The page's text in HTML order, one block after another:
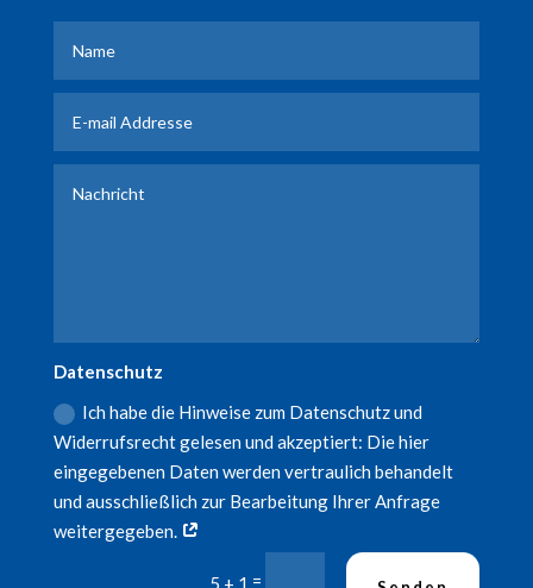
Datenschutz
Ich habe die Hinweise zum Datenschutz und
Widerrufsrecht gelesen und akzeptiert: Die hier
eingegebenen Daten werden vertraulich behandelt
und ausschließlich zur Bearbeitung Ihrer Anfrage
weitergegeben.
5 + 1 =